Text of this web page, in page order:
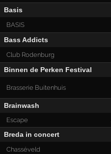
Basis
BASIS
Bass Addicts
Club Rodenburg
Binnen de Perken Festival
Brasserie Buitenhuis
Brainwash
Escape
Breda in concert
Chasséveld